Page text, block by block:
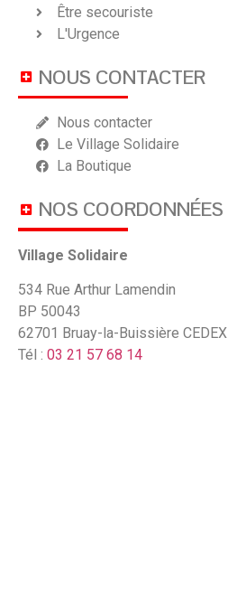
Être secouriste
L'Urgence
NOUS CONTACTER
Nous contacter
Le Village Solidaire
La Boutique
NOS COORDONNÉES
Village Solidaire
534 Rue Arthur Lamendin
BP 50043
62701 Bruay-la-Buissière CEDEX
Tél : 03 21 57 68 14